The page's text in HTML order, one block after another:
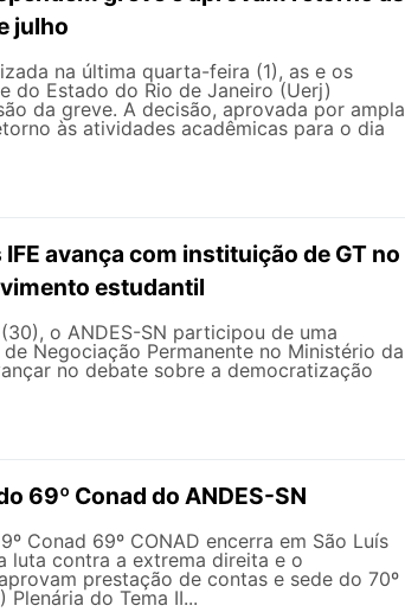
julho
na última quarta-feira (1), as e os
do Estado do Rio de Janeiro (Uerj)
da greve. A decisão, aprovada por ampla
às atividades acadêmicas para o dia
avança com instituição de GT no
estudantil
o ANDES-SN participou de uma
Negociação Permanente no Ministério da
no debate sobre a democratização
69º Conad do ANDES-SN
Conad 69º CONAD encerra em São Luís
luta contra a extrema direita e o
prestação de contas e sede do 70º
Plenária do Tema II...